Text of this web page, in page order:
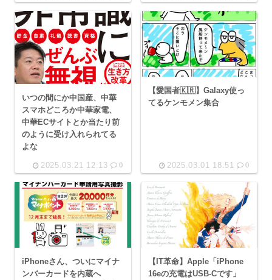
いつの間にか中国産、中華
スマホどころか中華家電、
中華ECサイトとか当たり前
のように受け入れられてる
よな
2025.03.21 12:13 0
【愛国者🇰🇷】Galaxy使っ
てるケンモメン集合
2025.03.01 18:51 0
iPhoneさん、ついにマイナ
ンバーカードを内蔵へ
【IT革命】Apple「iPhone
16eの充電はUSB-Cです」